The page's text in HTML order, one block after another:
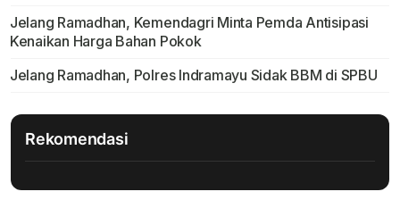
Jelang Ramadhan, Kemendagri Minta Pemda Antisipasi
Kenaikan Harga Bahan Pokok
Jelang Ramadhan, Polres Indramayu Sidak BBM di SPBU
Rekomendasi